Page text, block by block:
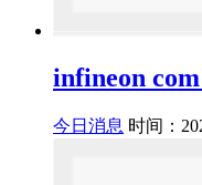
infineon
今日消息 时间：